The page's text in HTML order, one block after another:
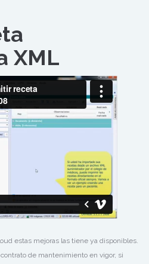
XML
estas mejoras las tiene ya disponibles.
de mantenimiento en vigor, si